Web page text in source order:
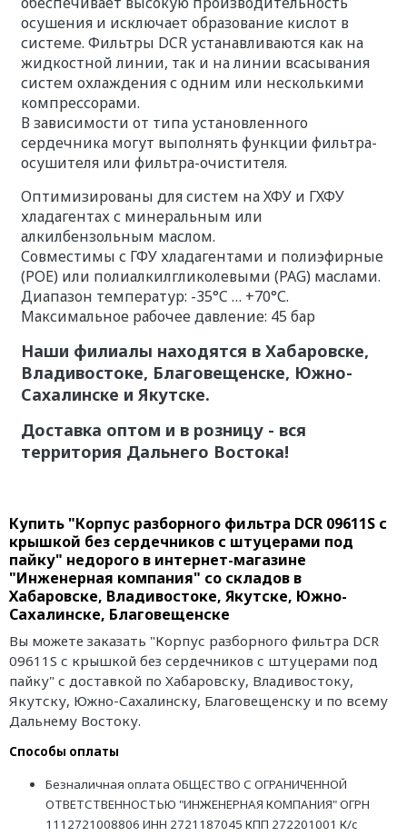
осушения и исключает образование кислот в
системе. Фильтры DCR устанавливаются как на
жидкостной линии, так и на линии всасывания
систем охлаждения с одним или несколькими
компрессорами.
В зависимости от типа установленного
сердечника могут выполнять функции фильтра-
осушителя или фильтра-очистителя.
Оптимизированы для систем на ХФУ и ГХФУ
хладагентах с минеральным или
алкилбензольным маслом.
Совместимы с ГФУ хладагентами и полиэфирные
(POE) или полиалкилгликолевыми (PAG) маслами.
Диапазон температур: -35°C … +70°С.
Максимальное рабочее давление: 45 бар
Наши филиалы находятся в Хабаровске,
Владивостоке, Благовещенске, Южно-
Сахалинске и Якутске.
Доставка оптом и в розницу - вся
территория Дальнего Востока!
Купить "Корпус разборного фильтра DCR 09611S с
крышкой без сердечников с штуцерами под
пайку" недорого в интернет-магазине
"Инженерная компания" со складов в
Хабаровске, Владивостоке, Якутске, Южно-
Сахалинске, Благовещенске
Вы можете заказать "Корпус разборного фильтра DCR
09611S с крышкой без сердечников с штуцерами под
пайку" с доставкой по Хабаровску, Владивостоку,
Якутску, Южно-Сахалинску, Благовещенску и по всему
Дальнему Востоку.
Способы оплаты
Безналичная оплата ОБЩЕСТВО С ОГРАНИЧЕННОЙ
ОТВЕТСТВЕННОСТЬЮ "ИНЖЕНЕРНАЯ КОМПАНИЯ" ОГРН
1112721008806 ИНН 2721187045 КПП 272201001 К/с